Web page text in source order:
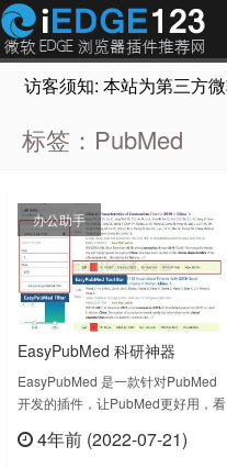
访客须知: 本站为第三方
标签：PubMed
办公助手
EasyPubMed 科研神器
PubMed超强辅助学术文献查
询
EasyPubMed 是一款针对PubMed
开发的插件，让PubMed更好用，看
题，支持一键点击从UnpayWall、
4年前 (2022-07-21)